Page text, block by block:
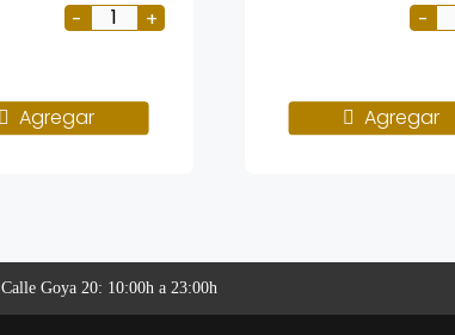
Agregar Agregar
Calle Goya 20: 10:00h a 23:00h